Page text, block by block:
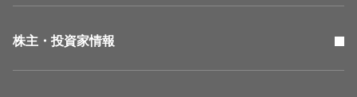
株主・投資家情報